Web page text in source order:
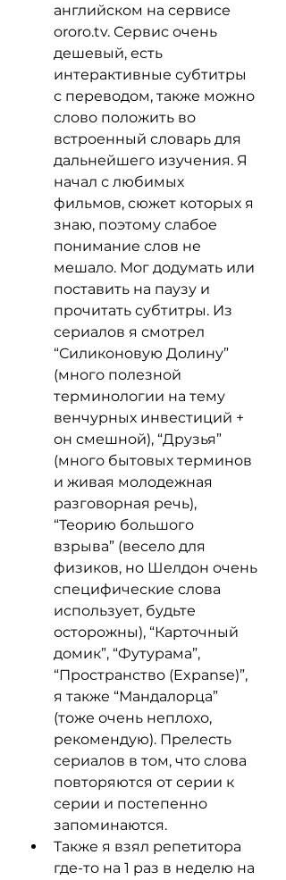
английском на сервисе
ororo.tv. Сервис очень
дешевый, есть
интерактивные субтитры
с переводом, также можно
слово положить во
встроенный словарь для
дальнейшего изучения. Я
начал с любимых
фильмов, сюжет которых я
знаю, поэтому слабое
понимание слов не
мешало. Мог додумать или
поставить на паузу и
прочитать субтитры. Из
сериалов я смотрел
“Силиконовую Долину”
(много полезной
терминологии на тему
венчурных инвестиций +
он смешной), “Друзья”
(много бытовых терминов
и живая молодежная
разговорная речь),
“Теорию большого
взрыва” (весело для
физиков, но Шелдон очень
специфические слова
использует, будьте
осторожны), “Карточный
домик”, “Футурама”,
“Пространство (Expanse)”,
я также “Мандалорца”
(тоже очень неплохо,
рекомендую). Прелесть
сериалов в том, что слова
повторяются от серии к
серии и постепенно
запоминаются.
Также я взял репетитора
где-то на 1 раз в неделю на